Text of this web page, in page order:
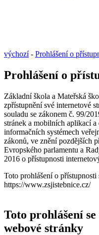
výchozí- Prohlášení o
Prohlášení o
Základní škola a Mateřská
zpřístupnění své internetové
souladu se zákonem č. 99/
stránek a mobilních aplikací
informačních systémech
zákonů, ve znění pozdějších
Evropského parlamentu a
2016 o přístupnosti
Toto prohlášení o
https://www.zsjistebnice.cz/
Toto prohlášení
webové stránky